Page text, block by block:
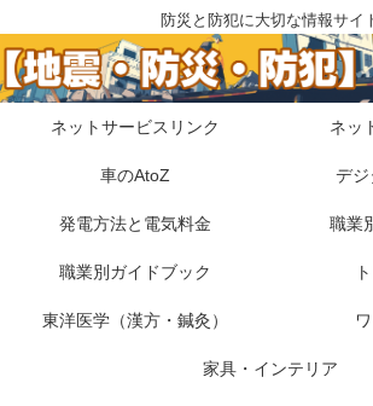
防災と防犯に大切な情報サイ
ネットサービスリンク ネッ
車のAtoZ デジ
発電方法と電気料金 職業
職業別ガイドブック
東洋医学（漢方・鍼灸）
家具・インテリア